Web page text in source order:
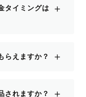
タイミングは
＋
らえますか？ ＋
されますか？ ＋